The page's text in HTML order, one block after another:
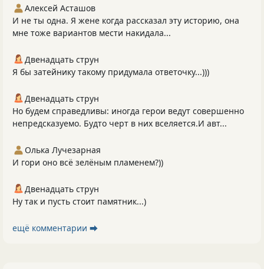
Алексей Асташов
И не ты одна. Я жене когда рассказал эту историю, она
мне тоже вариантов мести накидала...
Двенадцать струн
Я бы затейнику такому придумала ответочку...)))
Двенадцать струн
Но будем справедливы: иногда герои ведут совершенно
непредсказуемо. Будто черт в них вселяется.И авт...
Олька Лучезарная
И гори оно всё зелёным пламенем?))
Двенадцать струн
Ну так и пусть стоит памятник...)
ещё комментарии ⮕